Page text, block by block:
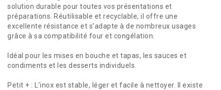
solution durable pour toutes vos présentations et
préparations. Réutilisable et recyclable, il offre une
excellente résistance et s’adapte à de nombreux usages
grâce à sa compatibilité four et congélation.
Idéal pour les mises en bouche et tapas, les sauces et
condiments et les desserts individuels.
Petit + : L’inox est stable, léger et facile à nettoyer. Il existe